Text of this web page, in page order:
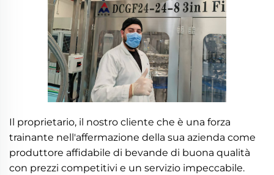
Il proprietario, il nostro cliente che è una forza
trainante nell'affermazione della sua azienda come
produttore affidabile di bevande di buona qualità
con prezzi competitivi e un servizio impeccabile.